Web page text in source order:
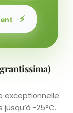
⚡
exceptionnelle
-25°C.